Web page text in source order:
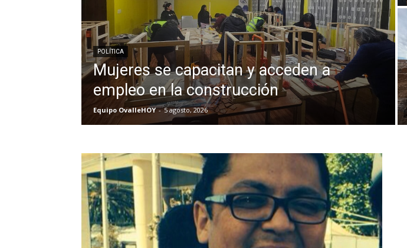
POLÍTICA
Mujeres se capacitan y acceden a
empleo en la construcción
Equipo OvalleHOY - 5 agosto, 2026